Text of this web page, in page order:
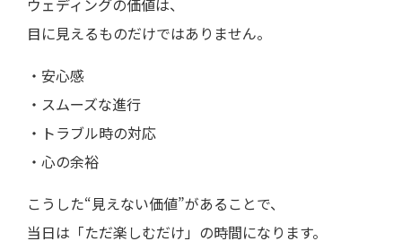
目に見えるものだけではありません。
・安心感
・スムーズな進行
・トラブル時の対応
・心の余裕
こうした“見えない価値”があることで、
当日は「ただ楽しむだけ」の時間になります。